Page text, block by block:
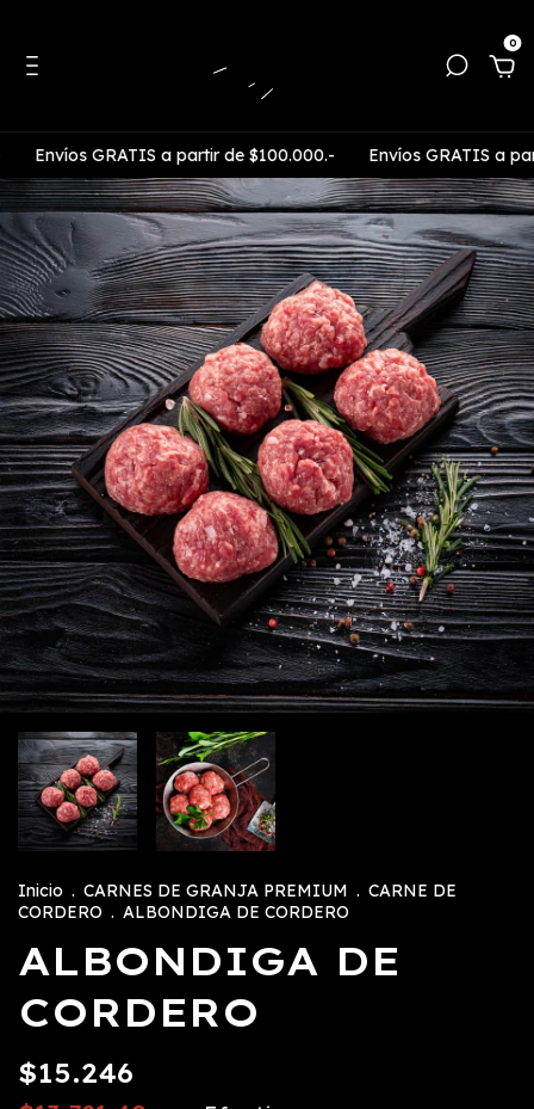
0
GRATIS a partir de $100.000.- Envíos GRATIS a partir de
Inicio . CARNES DE GRANJA PREMIUM . CARNE DE
CORDERO . ALBONDIGA DE CORDERO
ALBONDIGA DE
CORDERO
$15.246